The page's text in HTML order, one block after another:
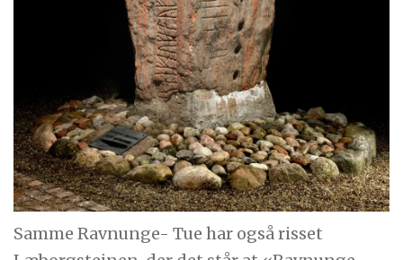
Samme Ravnunge- Tue har også risset